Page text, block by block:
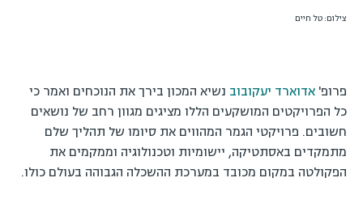
צילום: טל חיים
פרופ' אדוארד יעקובוב נשיא המכון בירך את הנוכחים ואמר כי
כל הפרויקטים המושקעים הללו מציגים מגוון רחב של נושאים
חשובים. פרויקטי הגמר המהווים את סיומו של תהליך שלם
מתמקדים באסתטיקה, יישומיות וטכנולוגיה וממקמים את
הפקולטה במקום מכובד במערכת ההשכלה הגבוהה בעולם כולו.